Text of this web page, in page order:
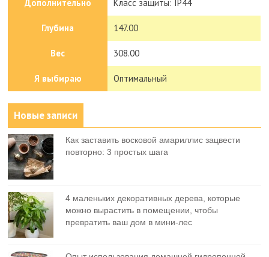
Дополнительно Класс защиты: IP44
Глубина 147.00
Вес 308.00
Я выбираю Оптимальный
Новые записи
Как заставить восковой амариллис зацвести
повторно: 3 простых шага
4 маленьких декоративных дерева, которые
можно вырастить в помещении, чтобы
превратить ваш дом в мини-лес